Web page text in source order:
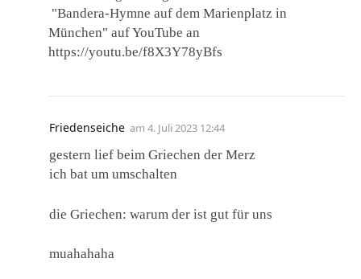
"Bandera-Hymne auf dem Marienplatz in
München" auf YouTube an
https://youtu.be/f8X3Y78yBfs
Friedenseiche am 4. Juli 2023 12:44
gestern lief beim Griechen der Merz
ich bat um umschalten
die Griechen: warum der ist gut für uns
muahahaha